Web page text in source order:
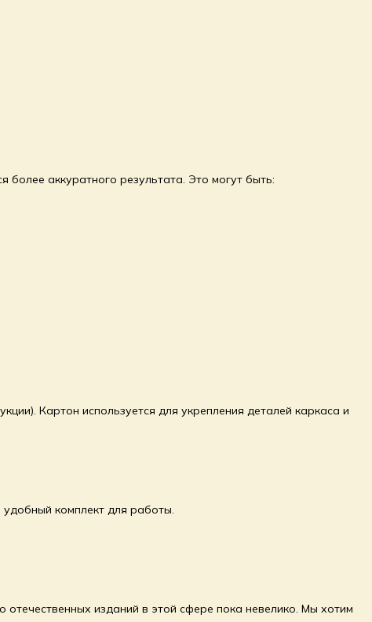
аккуратного результата. Это могут быть:
Картон используется для укрепления деталей каркаса и
комплект для работы.
изданий в этой сфере пока невелико. Мы хотим